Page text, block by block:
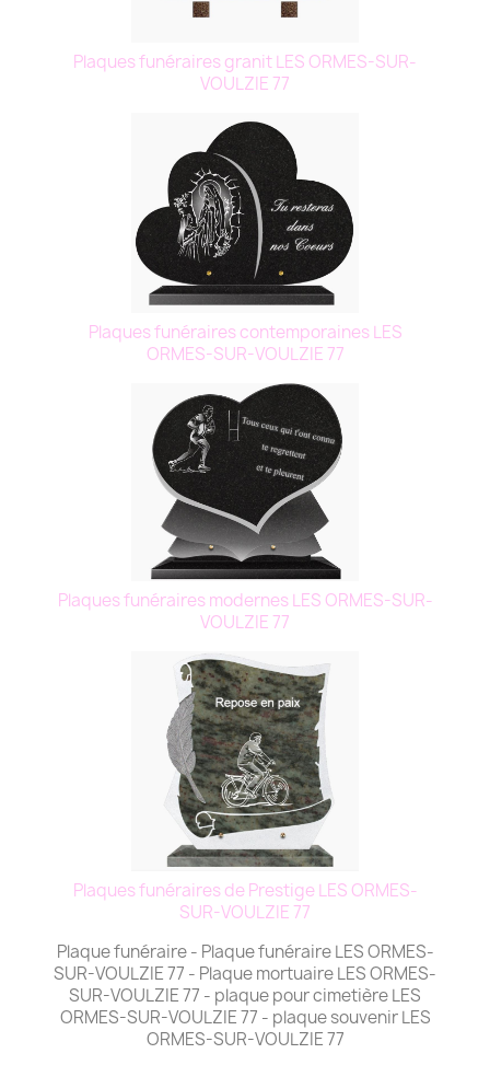
Plaques funéraires granit LES ORMES-SUR-
VOULZIE 77
Plaques funéraires contemporaines LES
ORMES-SUR-VOULZIE 77
Plaques funéraires modernes LES ORMES-SUR-
VOULZIE 77
Plaques funéraires de Prestige LES ORMES-
SUR-VOULZIE 77
Plaque funéraire - Plaque funéraire LES ORMES-
SUR-VOULZIE 77 - Plaque mortuaire LES ORMES-
SUR-VOULZIE 77 - plaque pour cimetière LES
ORMES-SUR-VOULZIE 77 - plaque souvenir LES
ORMES-SUR-VOULZIE 77